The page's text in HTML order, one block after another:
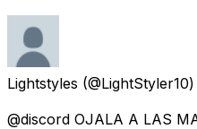
Lightstyles
@discord OJALA A LAS